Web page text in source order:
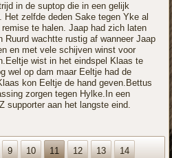
in de suptop die in een gelijk
Het zelfde deden Sake tegen Yke al
te halen. Jaap had zich laten
Ruurd wachtte rustig af wanneer Jaap
en met vele schijven winst voor
wist in het eindspel Klaas te
wel op dam maar Eeltje had de
kon Eeltje de hand geven.Bettus
zorgen tegen Hylke.In een
supporter aan het langste eind.
9 10 11 12 13 14